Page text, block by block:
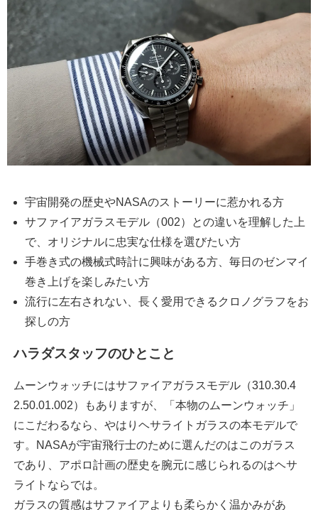
宇宙開発の歴史やNASAのストーリーに惹かれる方
サファイアガラスモデル（002）との違いを理解した上
で、オリジナルに忠実な仕様を選びたい方
手巻き式の機械式時計に興味がある方、毎日のゼンマイ
巻き上げを楽しみたい方
流行に左右されない、長く愛用できるクロノグラフをお
探しの方
ハラダスタッフのひとこと
ムーンウォッチにはサファイアガラスモデル（310.30.4
2.50.01.002）もありますが、「本物のムーンウォッチ」
にこだわるなら、やはりヘサライトガラスの本モデルで
す。NASAが宇宙飛行士のために選んだのはこのガラス
であり、アポロ計画の歴史を腕元に感じられるのはヘサ
ライトならでは。
ガラスの質感はサファイアよりも柔らかく温かみがあ